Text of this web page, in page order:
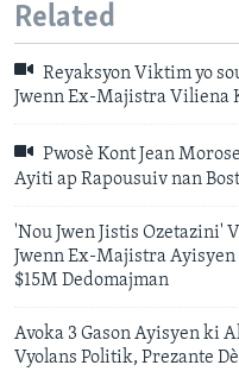
Related
Reyaksyon Viktim yo
Jwenn Ex-Majistra Viliena
Pwosè Kont Jean
Ayiti ap Rapousuiv nan
'Nou Jwen Jistis Ozetazini'
Jwenn Ex-Majistra
$15M Dedomajman
Avoka 3 Gason Ayisyen ki
Vyolans Politik, Prezante